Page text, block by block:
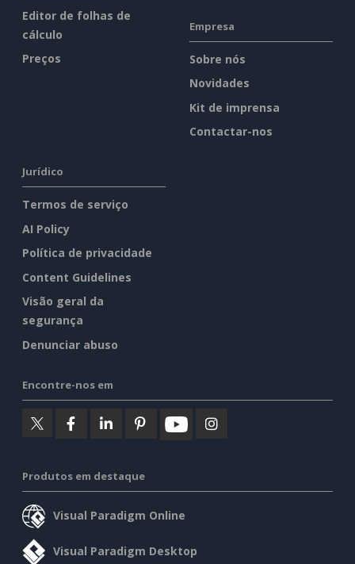
Editor de folhas de
cálculo
Preços
Empresa
Sobre nós
Novidades
Kit de imprensa
Contactar-nos
Jurídico
Termos de serviço
AI Policy
Política de privacidade
Content Guidelines
Visão geral da
segurança
Denunciar abuso
Encontre-nos em
Produtos em destaque
Visual Paradigm Online
Visual Paradigm Desktop